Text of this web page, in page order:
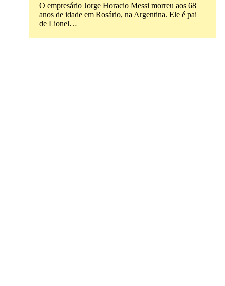
O empresário Jorge Horacio Messi morreu aos 68
anos de idade em Rosário, na Argentina. Ele é pai
de Lionel…